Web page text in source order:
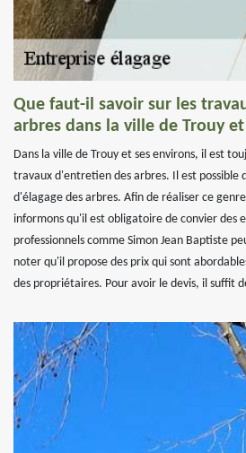
Que faut-il savoir sur les
arbres dans la ville de Trouy
Dans la ville de Trouy et ses environs, il est
travaux d'entretien des arbres. Il est possible
d'élagage des arbres. Afin de réaliser ce
informons qu'il est obligatoire de convier des
professionnels comme Simon Jean Baptiste
noter qu'il propose des prix qui sont
des propriétaires. Pour avoir le devis, il suffit